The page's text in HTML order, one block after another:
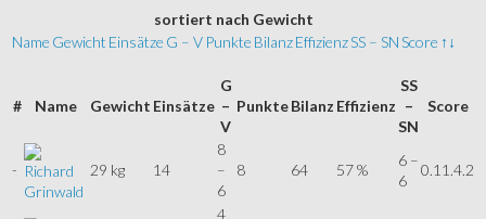
sortiert nach Gewicht
Name Gewicht Einsätze G – V Punkte BilanzEffizienzSS – SNScore ↑↓
# Name Gewicht Einsätze
G
–
V
PunkteBilanz Effizienz
SS
–
SN
Score
- Richard
Grinwald
29 kg 14
8
–
6
8 64 57 %
6 –
6
0.11.4.2
4